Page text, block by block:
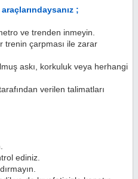
;
ve trenden inmeyin.
trenin çarpması ile zarar
askı, korkuluk veya herhangi
verilen talimatları
ediniz.